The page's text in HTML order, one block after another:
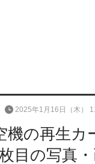
機の再生カ
目の写真
2025年1月16日（木）